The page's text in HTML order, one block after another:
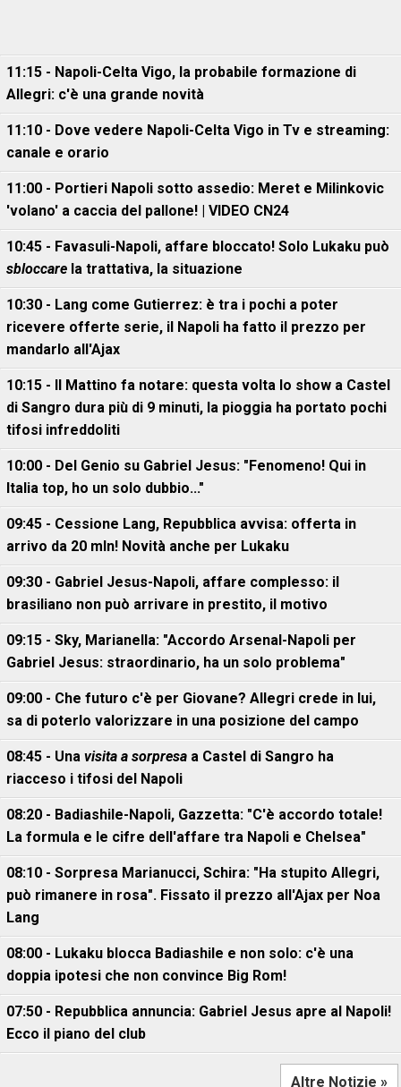
11:15 - Napoli-Celta Vigo, la probabile formazione di
Allegri: c'è una grande novità
11:10 - Dove vedere Napoli-Celta Vigo in Tv e streaming:
canale e orario
11:00 - Portieri Napoli sotto assedio: Meret e Milinkovic
'volano' a caccia del pallone! | VIDEO CN24
10:45 - Favasuli-Napoli, affare bloccato! Solo Lukaku può
sbloccare la trattativa, la situazione
10:30 - Lang come Gutierrez: è tra i pochi a poter
ricevere offerte serie, il Napoli ha fatto il prezzo per
mandarlo all'Ajax
10:15 - Il Mattino fa notare: questa volta lo show a Castel
di Sangro dura più di 9 minuti, la pioggia ha portato pochi
tifosi infreddoliti
10:00 - Del Genio su Gabriel Jesus: "Fenomeno! Qui in
Italia top, ho un solo dubbio..."
09:45 - Cessione Lang, Repubblica avvisa: offerta in
arrivo da 20 mln! Novità anche per Lukaku
09:30 - Gabriel Jesus-Napoli, affare complesso: il
brasiliano non può arrivare in prestito, il motivo
09:15 - Sky, Marianella: "Accordo Arsenal-Napoli per
Gabriel Jesus: straordinario, ha un solo problema"
09:00 - Che futuro c'è per Giovane? Allegri crede in lui,
sa di poterlo valorizzare in una posizione del campo
08:45 - Una visita a sorpresa a Castel di Sangro ha
riacceso i tifosi del Napoli
08:20 - Badiashile-Napoli, Gazzetta: "C'è accordo totale!
La formula e le cifre dell'affare tra Napoli e Chelsea"
08:10 - Sorpresa Marianucci, Schira: "Ha stupito Allegri,
può rimanere in rosa". Fissato il prezzo all'Ajax per Noa
Lang
08:00 - Lukaku blocca Badiashile e non solo: c'è una
doppia ipotesi che non convince Big Rom!
07:50 - Repubblica annuncia: Gabriel Jesus apre al Napoli!
Ecco il piano del club
Altre Notizie »